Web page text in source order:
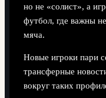
но не «солист», а
футбол, где важны
мяча.
Новые игроки пари
трансферные
вокруг таких